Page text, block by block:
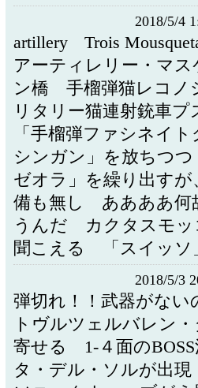
2018/5/4
artillery Trois
アーティレリー・マ
ン橋 手榴弾猫レコノ
リタリー猫連射銃車
「手榴弾ファシネイ
シンガン」を放ちつ
ゼオラ」を繰り出す
備も無し ああああ何
うんだ カクタスモ
聞こえる 「スイッソ
2018/5/3
弾切れ！！武器がな
トヴルツェルバレン
寄せる 1‐４面の
タ・デル・ソルが出